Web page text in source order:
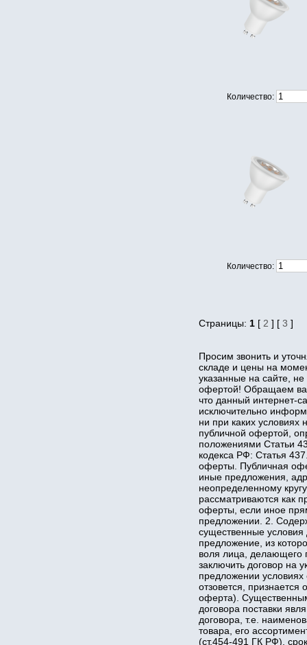
Количество:
Количество:
Страницы: 1 [ 2 ] [ 3 ]
Просим звонить и
складе и цены на
указанные на сайте,
офертой! Обращаем
что данный интернет-
исключительно
ни при каких условиях
публичной офертой,
положениями Статьи
кодекса РФ: Статья
оферты. Публичная
иные предложения,
неопределенному
рассматриваются как
оферты, если иное
предложении. 2.
существенные условия
предложение, из
воля лица, делающего
заключить договор на
предложении
отзовется,
оферта).
договора поставки
договора, т.е.
товара, его
(ст.454-491 ГК РФ),